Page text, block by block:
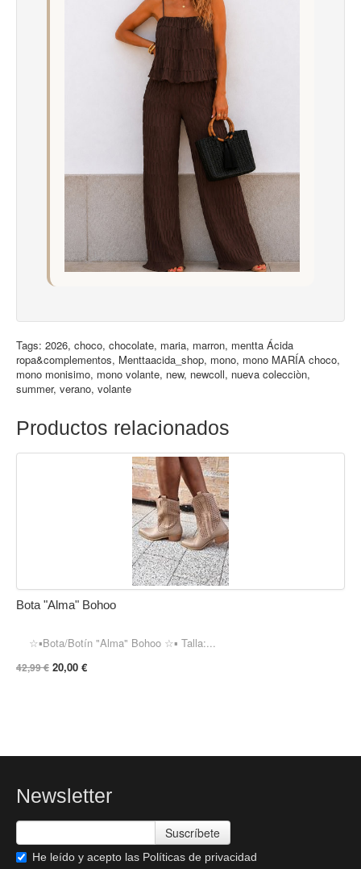
Tags: 2026, choco, chocolate, maria, marron, mentta Ácida
ropa&complementos, Menttaacida_shop, mono, mono MARÍA choco,
mono monisimo, mono volante, new, newcoll, nueva colecciòn,
summer, verano, volante
Productos relacionados
Bota "Alma" Bohoo
☆▪︎Bota/Botín "Alma" Bohoo ☆▪︎ Talla:...
42,99 € 20,00 €
Newsletter
Suscríbete
He leído y acepto las Políticas de privacidad